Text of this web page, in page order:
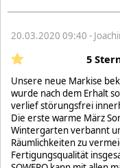
20.03.2020 09:40 -
5
Unsere neue Markise
wurde nach dem Erhalt
verlief störungsfrei
Die erste warme März
Wintergarten verbannt
Räumlichkeiten zu
Fertigungsqualität